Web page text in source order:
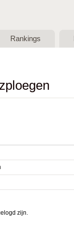
Rankings
zijn.